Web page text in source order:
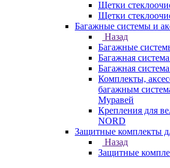
Щетки
Щетки
Багажные системы и
Назад
Багажные
Багажная
Багажная
Комплекты,
багажным
Муравей
Крепления для
NORD
Защитные комплекты
Назад
Защитные